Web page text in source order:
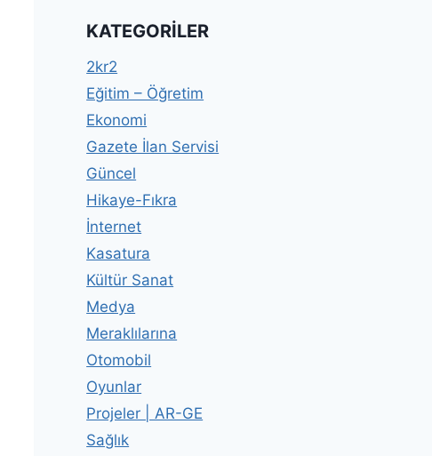
KATEGORILER
2kr2
Eğitim – Öğretim
Ekonomi
Gazete İlan Servisi
Güncel
Hikaye-Fıkra
İnternet
Kasatura
Kültür Sanat
Medya
Meraklılarına
Otomobil
Oyunlar
Projeler | AR-GE
Sağlık